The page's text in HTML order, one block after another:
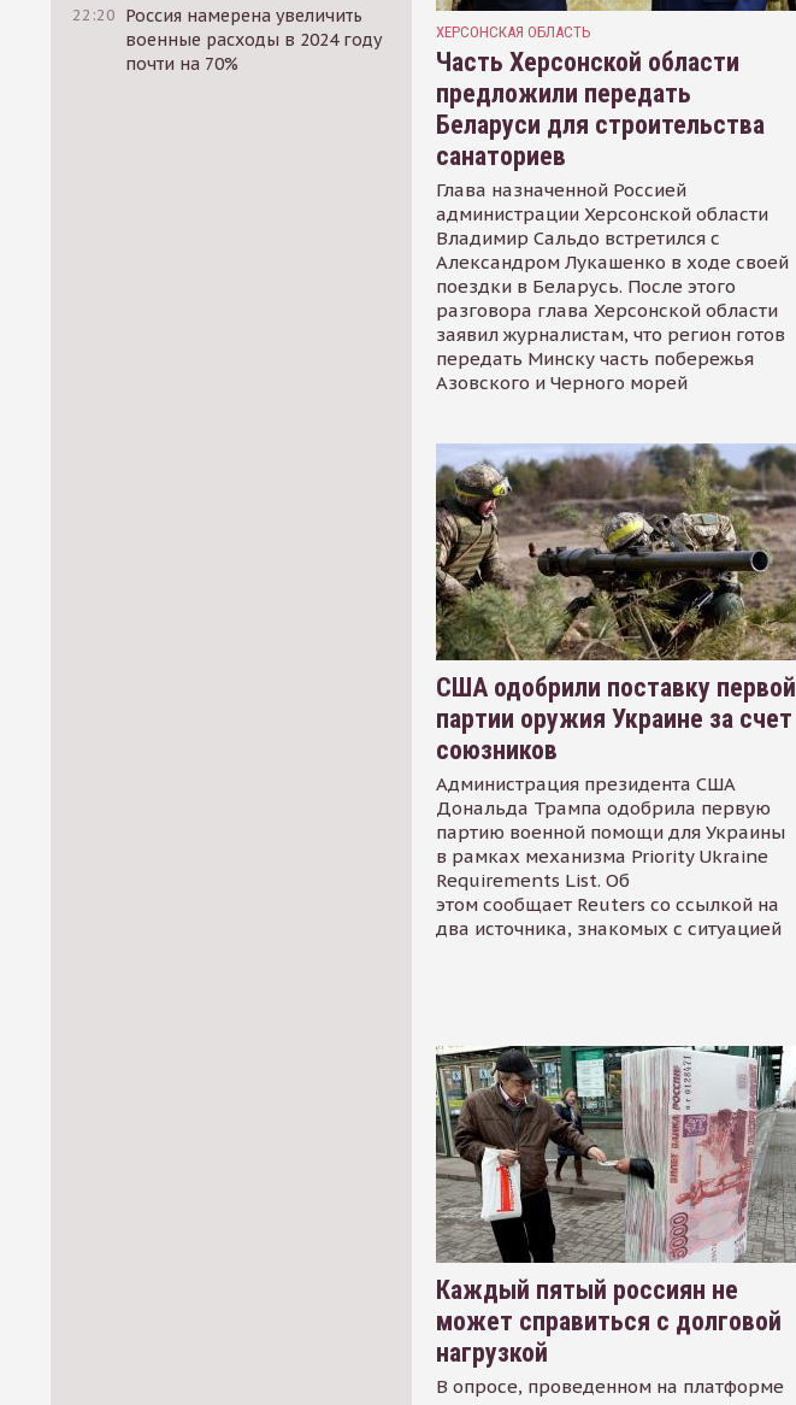
22:20 Россия намерена увеличить
военные расходы в 2024 году
почти на 70%
ХЕРСОНСКАЯ ОБЛАСТЬ
Часть Херсонской области
предложили передать
Беларуси для строительства
санаториев
Глава назначенной Россией
администрации Херсонской области
Владимир Сальдо встретился с
Александром Лукашенко в ходе своей
поездки в Беларусь. После этого
разговора глава Херсонской области
заявил журналистам, что регион готов
передать Минску часть побережья
Азовского и Черного морей
США одобрили поставку первой
партии оружия Украине за счет
союзников
Администрация президента США
Дональда Трампа одобрила первую
партию военной помощи для Украины
в рамках механизма Priority Ukraine
Requirements List. Об
этом сообщает Reuters со ссылкой на
два источника, знакомых с ситуацией
Каждый пятый россиян не
может справиться с долговой
нагрузкой
В опросе, проведенном на платформе